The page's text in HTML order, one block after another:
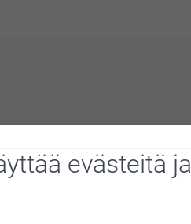
evästeitä ja